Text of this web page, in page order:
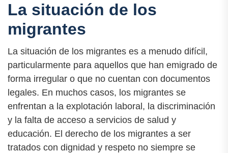
La situación de los
migrantes
La situación de los migrantes es a menudo difícil,
particularmente para aquellos que han emigrado de
forma irregular o que no cuentan con documentos
legales. En muchos casos, los migrantes se
enfrentan a la explotación laboral, la discriminación
y la falta de acceso a servicios de salud y
educación. El derecho de los migrantes a ser
tratados con dignidad y respeto no siempre se